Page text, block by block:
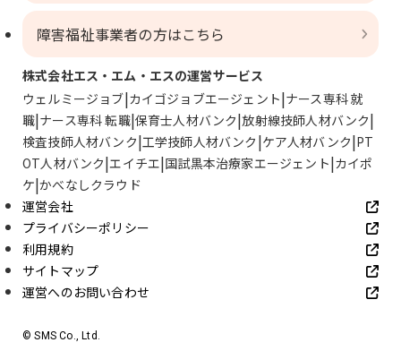
障害福祉事業者の方はこちら
株式会社エス・エム・エスの運営サービス
ウェルミージョブ カイゴジョブエージェント ナース専科 就
職 ナース専科 転職 保育士人材バンク 放射線技師人材バンク
検査技師人材バンク 工学技師人材バンク ケア人材バンク PT
OT人材バンク エイチエ 国試黒本治療家エージェント カイポ
ケ かべなしクラウド
運営会社
プライバシーポリシー
利用規約
サイトマップ
運営へのお問い合わせ
© SMS Co., Ltd.